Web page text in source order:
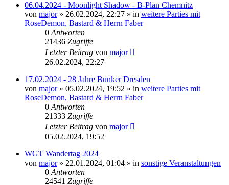
06.04.2024 - Moonlight Shadow - B-Plan Chemnitz
von major» 26.02.2024, 22:27 » in weitere Parties mit
RoseDemon, Bastard & Herrn Faber
0Antworten
21436 Zugriffe
Letzter Beitrag von major
26.02.2024, 22:27
17.02.2024 - 28 Jahre Bunker Dresden
von major» 05.02.2024, 19:52 » in weitere Parties mit
RoseDemon, Bastard & Herrn Faber
0Antworten
21333 Zugriffe
Letzter Beitrag von major
05.02.2024, 19:52
WGT Wandertag 2024
von major» 22.01.2024, 01:04 » in sonstige Veranstaltungen
0Antworten
24541 Zugriffe